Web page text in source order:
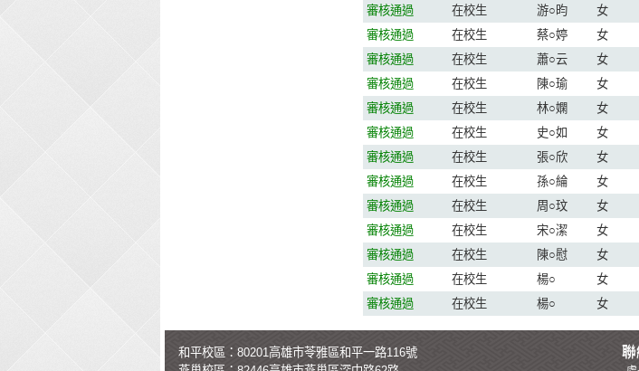
審核通過
在校生 游○昀 女
審核通過
在校生 蔡○婷 女
審核通過
在校生 蕭○云 女
審核通過
在校生 陳○瑜 女
審核通過
在校生 林○嫻 女
審核通過
在校生 史○如 女
審核通過
在校生 張○欣 女
審核通過
在校生 孫○綸 女
審核通過
在校生 周○玟 女
審核通過
在校生 宋○潔 女
審核通過
在校生 陳○慰 女
審核通過
在校生 楊○ 女
審核通過
在校生 楊○ 女
和平校區：80201高雄市苓雅區和平一路116號
聯